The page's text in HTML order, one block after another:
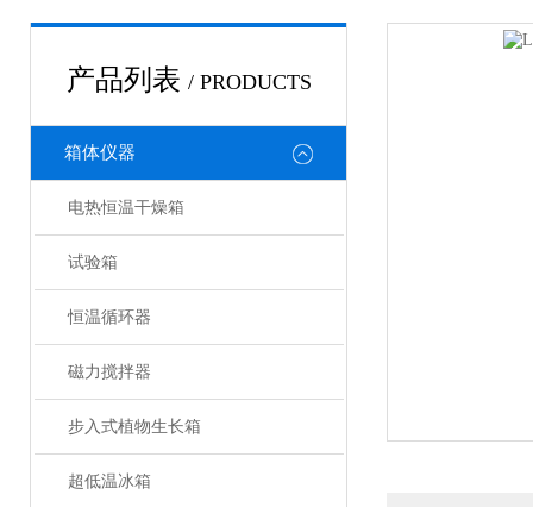
产品列表 / PRODUCTS
箱体仪器
电热恒温干燥箱
试验箱
恒温循环器
磁力搅拌器
步入式植物生长箱
超低温冰箱